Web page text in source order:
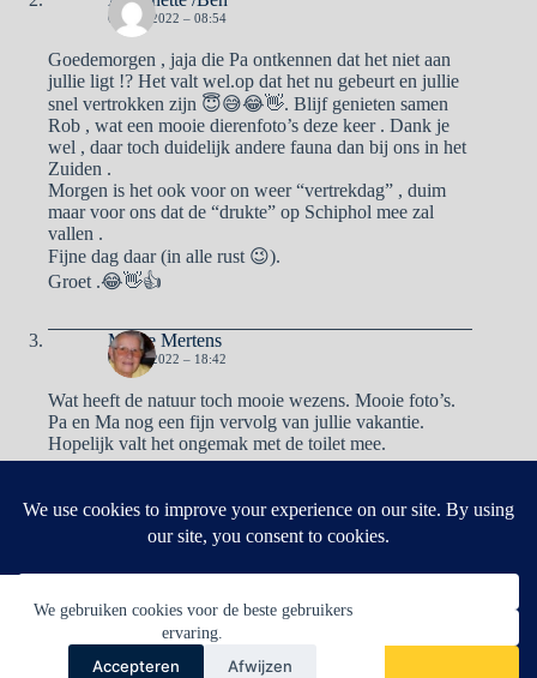
We gebruiken cookies voor de beste gebruikers
ervaring.
Accepteren Afwijzen
6 JUNI 2022 – 08:54
Goedemorgen , jaja die Pa ontkennen dat het niet aan
jullie ligt !? Het valt wel.op dat het nu gebeurt en jullie
snel vertrokken zijn 😇😅😂👋. Blijf genieten samen
Rob , wat een mooie dierenfoto’s deze keer . Dank je
wel , daar toch duidelijk andere fauna dan bij ons in het
Zuiden .
Morgen is het ook voor on weer “vertrekdag” , duim
maar voor ons dat de “drukte” op Schiphol mee zal
vallen .
Fijne dag daar (in alle rust 😉).
Groet .😂👋👍
Mieke Mertens
6 JUNI 2022 – 18:42
Wat heeft de natuur toch mooie wezens. Mooie foto’s.
Pa en Ma nog een fijn vervolg van jullie vakantie.
Hopelijk valt het ongemak met de toilet mee.
Reacties zijn gesloten.